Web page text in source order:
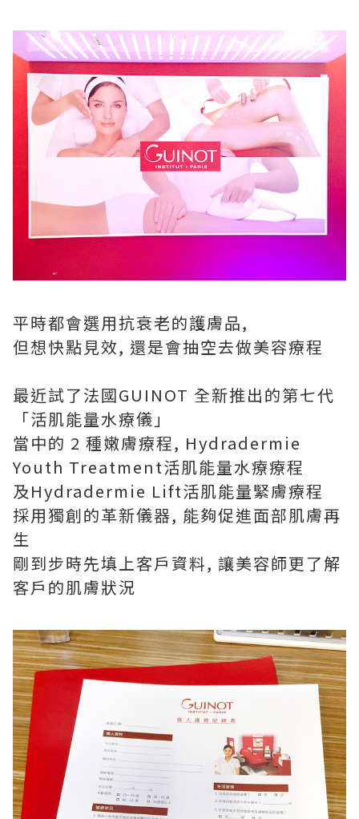
平時都會選用抗衰老的護膚品,
但想快點見效, 還是會抽空去做美容療程
最近試了法國GUINOT 全新推出的第七代
「活肌能量水療儀」
當中的 2 種嫩膚療程, Hydradermie
Youth Treatment活肌能量水療療程
及Hydradermie Lift活肌能量緊膚療程
採用獨創的革新儀器, 能夠促進面部肌膚再
生
剛到步時先填上客戶資料, 讓美容師更了解
客戶的肌膚狀況